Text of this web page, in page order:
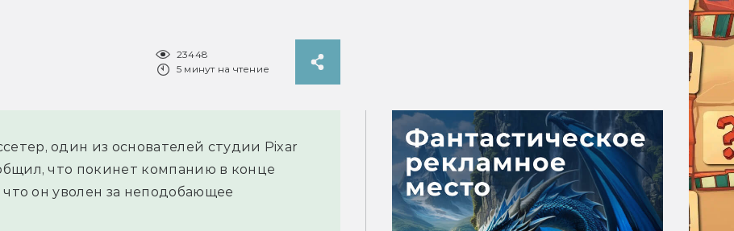
23448
5 минут на чтение
один из основателей студии Pixar
что покинет компанию в конце
что он уволен за неподобающее